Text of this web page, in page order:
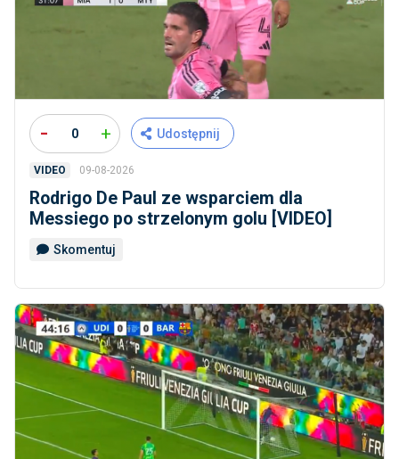
- 0 + Udostępnij
VIDEO 09-08-2026
Rodrigo De Paul ze wsparciem dla
Messiego po strzelonym golu [VIDEO]
Skomentuj